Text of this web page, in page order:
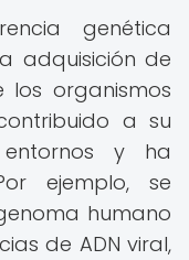
genética
adquisición de
organismos
a su
y ha
ejemplo, se
humano
de ADN viral,